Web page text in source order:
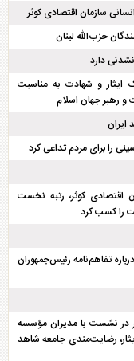
سازمان اقتصادی کوثر
حزب‌الله لبنان
دارد
ایثار و شهادت به مناسبت
و رهبر جهان اسلام
ایران
را برای مردم تداعی کرد
اقتصادی کوثر، رتبه نخست
را کسب کرد
تفاهم‌نامه رئیس‌جمهوران
در نشست با مدیران مؤسسه
رضایت‌مندی جامعه شاهد